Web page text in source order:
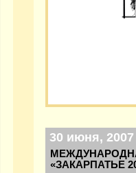
30 июня, 2007
«ЗАКАРПАТЬЕ